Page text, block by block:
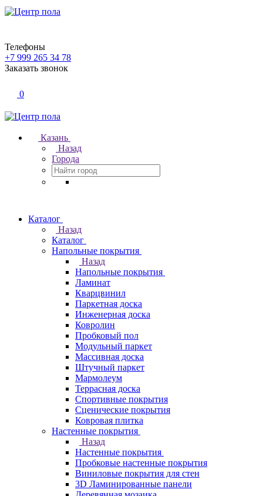
Телефоны
+7 999 265 34 78
Заказать звонок
0
Казань
Назад
Города
Каталог
Назад
Каталог
Напольные покрытия
Назад
Напольные покрытия
Ламинат
Кварцвинил
Паркетная доска
Инженерная доска
Ковролин
Пробковый пол
Модульный паркет
Массивная доска
Штучный паркет
Мармолеум
Террасная доска
Спортивные покрытия
Сценические покрытия
Ковровая плитка
Настенные покрытия
Назад
Настенные покрытия
Пробковые настенные покрытия
Виниловые покрытия для стен
3D Ламинированные панели